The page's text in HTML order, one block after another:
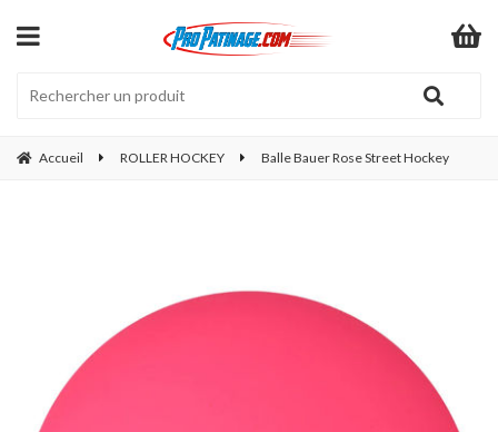
Accueil ROLLER HOCKEY Balle Bauer Rose Street Hockey